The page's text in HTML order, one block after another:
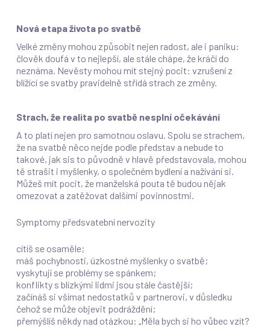
Nová etapa života po svatbě
Velké změny mohou způsobit nejen radost, ale i paniku:
člověk doufá v to nejlepší, ale stále chápe, že kráčí do
neznáma. Nevěsty mohou mít stejný pocit: vzrušení z
blížící se svatby pravidelně střídá strach ze změny.
Strach, že realita po svatbě nesplní očekávání
A to platí nejen pro samotnou oslavu. Spolu se strachem,
že na svatbě něco nejde podle představ a nebude to
takové, jak sis to původně v hlavě představovala, mohou
tě ​​strašit i myšlenky, o společném bydlení a nažívání si.
Můžeš mít pocit, že manželská pouta tě budou nějak
omezovat a zatěžovat dalšími povinnostmi.
Symptomy předsvatební nervozity
cítíš se osaměle;
máš pochybnosti, úzkostné myšlenky o svatbě;
vyskytují se problémy se spánkem;
konflikty s blízkými lidmi jsou stále častější;
začínáš si všímat nedostatků v partnerovi, v důsledku
čehož se může objevit podráždění;
přemýšlíš někdy nad otázkou: „Měla bych si ho vůbec vzít?